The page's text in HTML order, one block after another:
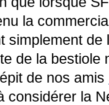
la
simplement
de la bestiole
de nos amis
considérer la